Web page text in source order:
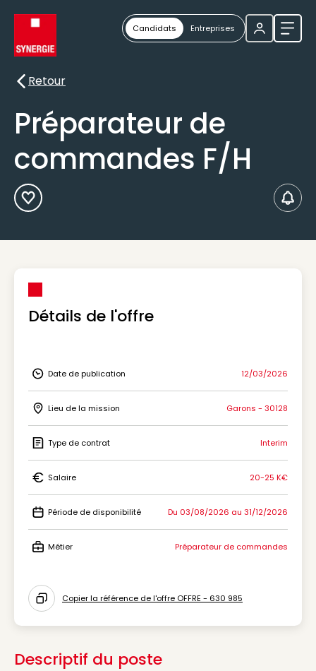
Candidats Entreprises
Retour
Retour
Préparateur de
commandes F/H
Ajouter aux Favoris
Détails de l'offre
Icon Date de publication
Date de publication 12/03/2026
Icon Lieu de la mission
Lieu de la mission Garons - 30128
Icon Type de contrat
Type de contrat Interim
Icon Salaire
Salaire 20-25 K€
Icon Période de disponibilité
Période de disponibilité Du 03/08/2026 au 31/12/2026
Métier Préparateur de commandes
Icon copy to clipboard
Copier la référence de l'offre OFFRE - 630 985
Descriptif du poste